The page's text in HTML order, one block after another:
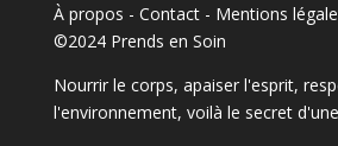
À propos - Contact- Mentions
©2024 Prends en Soin
Nourrir le corps, apaiser l'esprit,
l'environnement, voilà le secret